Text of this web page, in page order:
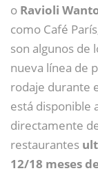
o Ravioli
como Café
son algunos de
nueva línea de
rodaje durante
está disponible
directamente
restaurantes
12/18 meses